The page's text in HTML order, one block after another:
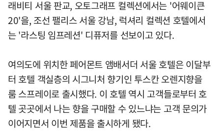
래비티 서울 판교, 오토그래프 컬렉션에서는 '어웨이큰
20'을, 조선 팰리스 서울 강남, 럭셔리 컬렉션 호텔에서
는 '라스팅 임프레션' 디퓨저를 선보이고 있다.
여의도에 위치한 페어몬트 앰배서더 서울 호텔은 이달부
터 호텔 객실층의 시그니처 향기인 투스칸 오렌지향을
룸 스프레이로 출시했다. 이 호텔 역시 고객들로부터 호
텔 곳곳에서 나는 향을 구매할 수 있느냐는 고객 문의가
이어지면서 이번 제품을 출시하게 됐다.